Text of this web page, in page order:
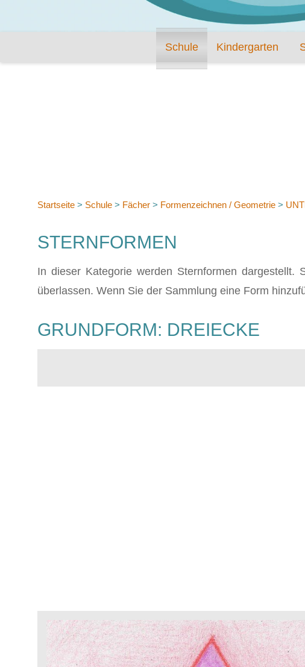
Schule Kindergarten
Startseite > Schule > Fächer > Formenzeichnen / Geometrie >
STERNFORMEN
In dieser Kategorie werden Sternformen
überlassen. Wenn Sie der Sammlung eine Form
GRUNDFORM: DREIECKE